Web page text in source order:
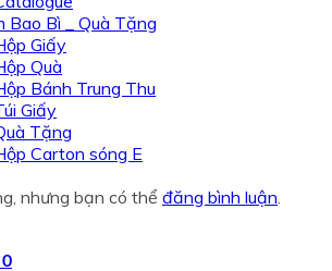
Bao Bì _ Quà Tặng
Giấy
Quà
Bánh Trung Thu
Giấy
Tặng
Carton sóng E
0
nhưng bạn có thể đăng bình luận